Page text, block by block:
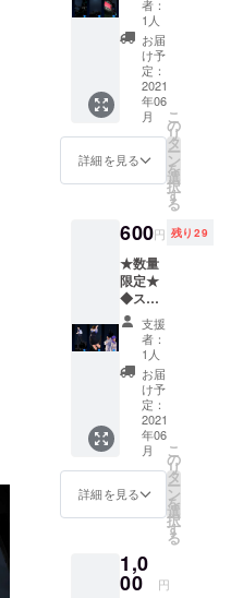
タ：世
界観3種
類セッ
ト ※
メール
にてお
届けい
たしま
す。
者：
1人
お届
け予
定：
2021
年06
月
詳細を見る
こ
の
リ
タ
ー
ン
を
選
択
す
る
600円 残り29
★数量
限定★
◆スマ
ホ壁紙
デー
タ：
キャラ
クター3
種セッ
ト ※
メール
にてお
届けい
たしま
す。
支援
者：
1人
お届
け予
定：
2021
年06
月
詳細を見る
こ
の
リ
タ
ー
ン
を
選
択
す
る
1,0
00 円